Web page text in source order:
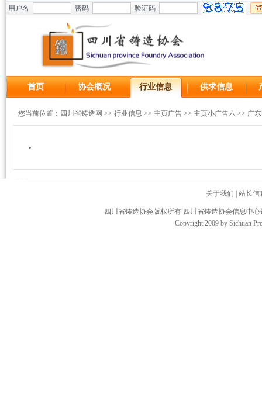
用户名 密码 验证码
首页 协会概况 行业信息 供求信息
您当前位置： 四川省铸造网 >> 行业信息 >> 主页广告 >> 主页小广告六 >> 广
关于我们 站长信
四川省铸造协会版权所有 四川省铸造协会信息中
Copyright 2009 by Sichuan